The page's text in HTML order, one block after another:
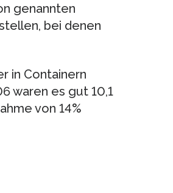
genannten
bei denen
in Containern
waren es gut 10,1
von 14%